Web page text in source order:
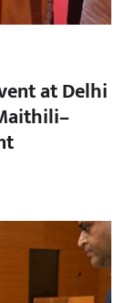
at Delhi